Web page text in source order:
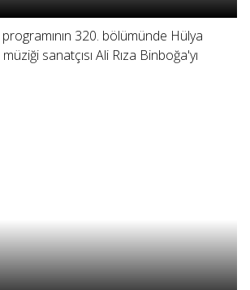
320. bölümünde Hülya
sanatçısı Ali Rıza Binboğa'yı